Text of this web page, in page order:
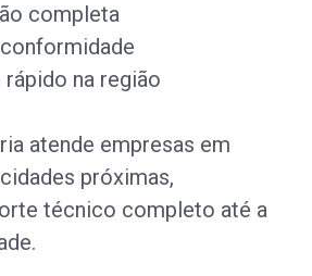
completa
na região
atende empresas em
próximas,
técnico completo até a